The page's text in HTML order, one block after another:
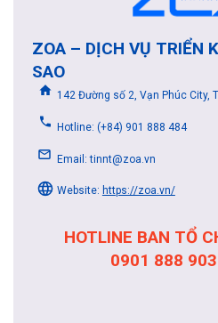
HOTLINE BAN TỔ
0901 888
ZOA – DỊCH VỤ TRIỂN
SAO
142 Đường số 2, Vạn Phúc City,
Hotline: (+84) 901 888 484
Email: tinnt@zoa.vn
Website: https://zoa.vn/